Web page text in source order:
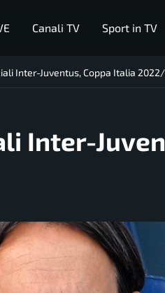
Canali TV Sport in TV
Inter-Juventus, Coppa Italia
Inter-